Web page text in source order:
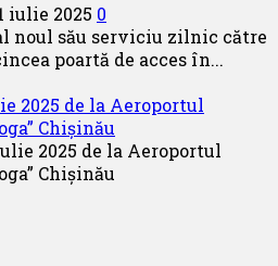
iulie 2025 0
noul său serviciu zilnic către
poartă de acces în...
2025 de la Aeroportul
Chișinău